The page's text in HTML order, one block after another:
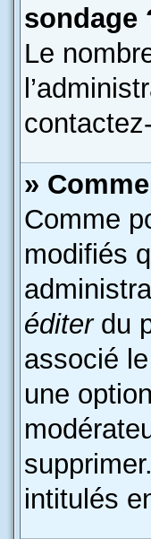
sondage
Le
»
Comme
modifiés
éditerdu
associé
une
intitulés